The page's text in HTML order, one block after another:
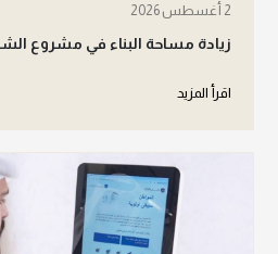
2 أغسطس 2026
زيادة مساحة البناء في مشروع
اقرأ المزيد